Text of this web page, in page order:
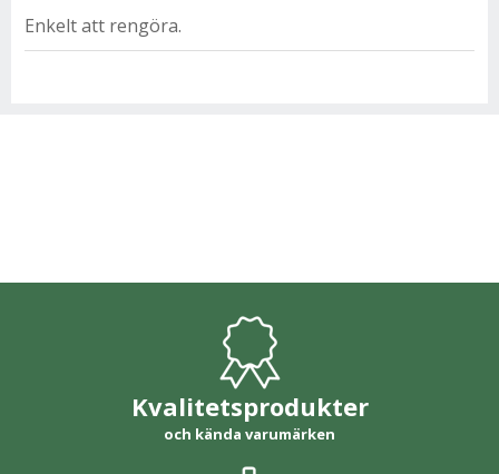
Enkelt att rengöra.
Kvalitetsprodukter
och kända varumärken